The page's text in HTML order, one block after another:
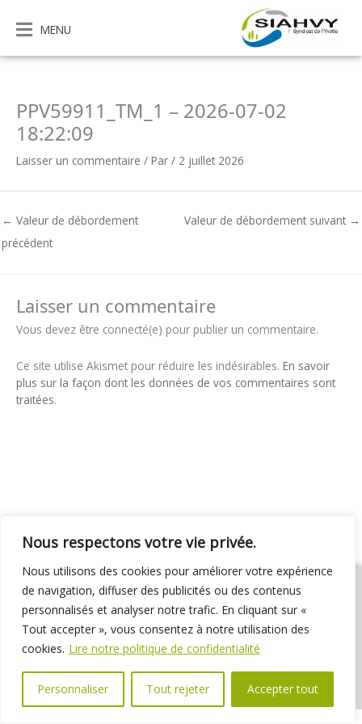
Nous respectons votre vie privée.
Nous utilisons des cookies pour améliorer votre expérience
de navigation, diffuser des publicités ou des contenus
personnalisés et analyser notre trafic. En cliquant sur «
Tout accepter », vous consentez à notre utilisation des
cookies. Lire notre politique de confidentialité
Personnaliser Tout rejeter Accepter tout
contenu
MENU
PPV59911_TM_1 – 2026-07-02
18:22:09
Laisser un commentaire / Par / 2 juillet 2026
← Valeur de débordement
précédent
Valeur de débordement suivant →
Laisser un commentaire
Vous devez être connecté(e) pour publier un commentaire.
Ce site utilise Akismet pour réduire les indésirables. En savoir
plus sur la façon dont les données de vos commentaires sont
traitées.
01 69 31 72 10 01 69 31 37 31
Nous contacter
Espace élus
Marchés publics Délibérations